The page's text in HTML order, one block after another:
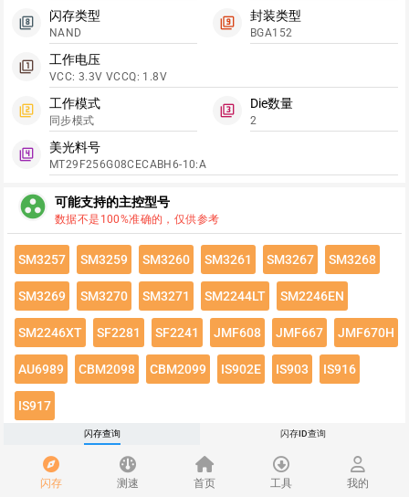
闪存 测速 首页 工具 我的
filter_8
闪存类型
NAND
filter_9
封装类型
BGA152
filter_1
工作电压
VCC: 3.3V VCCQ: 1.8V
filter_2
工作模式
同步模式
filter_3
Die数量
2
filter_4
美光料号
MT29F256G08CECABH6-10:A
group_work 可能支持的主控型号
数据不是100%准确的，仅供参考
SM3257 SM3259 SM3260 SM3261 SM3267 SM3268
SM3269 SM3270 SM3271 SM2244LT SM2246EN
SM2246XT SF2281 SF2241 JMF608 JMF667 JMF670H
AU6989 CBM2098 CBM2099 IS902E IS903 IS916
IS917
点击绿色按钮有惊喜哦~
闪存速度
闪存查询 闪存ID查询